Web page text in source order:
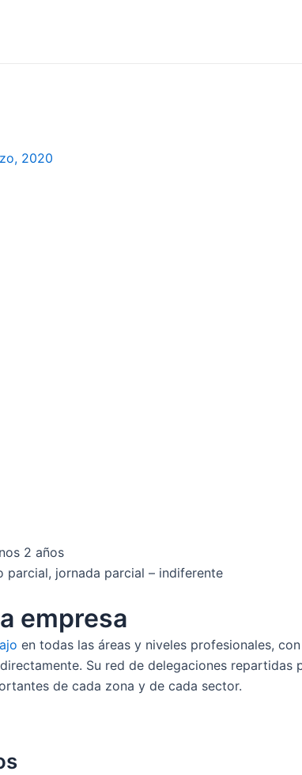
2020
2 años
jornada parcial – indiferente
empresa
en todas las áreas y niveles profesionales,
Su red de delegaciones
de cada zona y de cada sector.